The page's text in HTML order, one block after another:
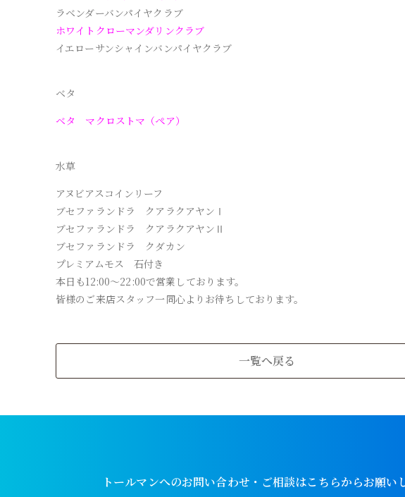
ラベンダーバンパイヤクラブ
ホワイトクローマンダリンクラブ
イエローサンシャインバンパイヤクラブ
ベタ
ベタ マクロストマ（ペア）
水草
アヌビアスコインリーフ
ブセファランドラ クアラクアヤンⅠ
ブセファランドラ クアラクアヤンⅡ
ブセファランドラ クダカン
プレミアムモス 石付き
本日も12:00〜22:00で営業しております。
皆様のご来店スタッフ一同心よりお待ちしております。
一覧へ戻る
トールマンへのお問い合わせ・ご相談はこちらからお願い